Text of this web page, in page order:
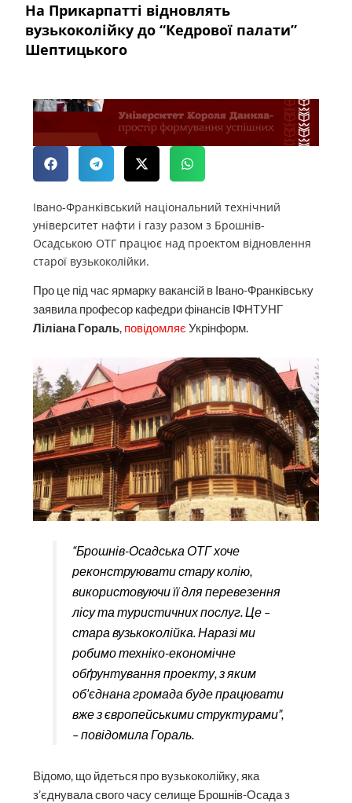
На Прикарпатті відновлять
вузькоколійку до “Кедрової палати”
Шептицького
Івано-Франківський національний технічний
університет нафти і газу разом з Брошнів-
Осадською ОТГ працює над проектом відновлення
старої вузькоколійки.
Про це під час ярмарку вакансій в Івано-Франківську
заявила професор кафедри фінансів ІФНТУНГ
Ліліана Гораль, повідомляє Укрінформ.
“Брошнів-Осадська ОТГ хоче
реконструювати стару колію,
використовуючи її для перевезення
лісу та туристичних послуг. Це –
стара вузькоколійка. Наразі ми
робимо техніко-економічне
обґрунтування проекту, з яким
об’єднана громада буде працювати
вже з європейськими структурами”,
– повідомила Гораль.
Відомо, що йдеться про вузькоколійку, яка
з’єднувала свого часу селище Брошнів-Осада з